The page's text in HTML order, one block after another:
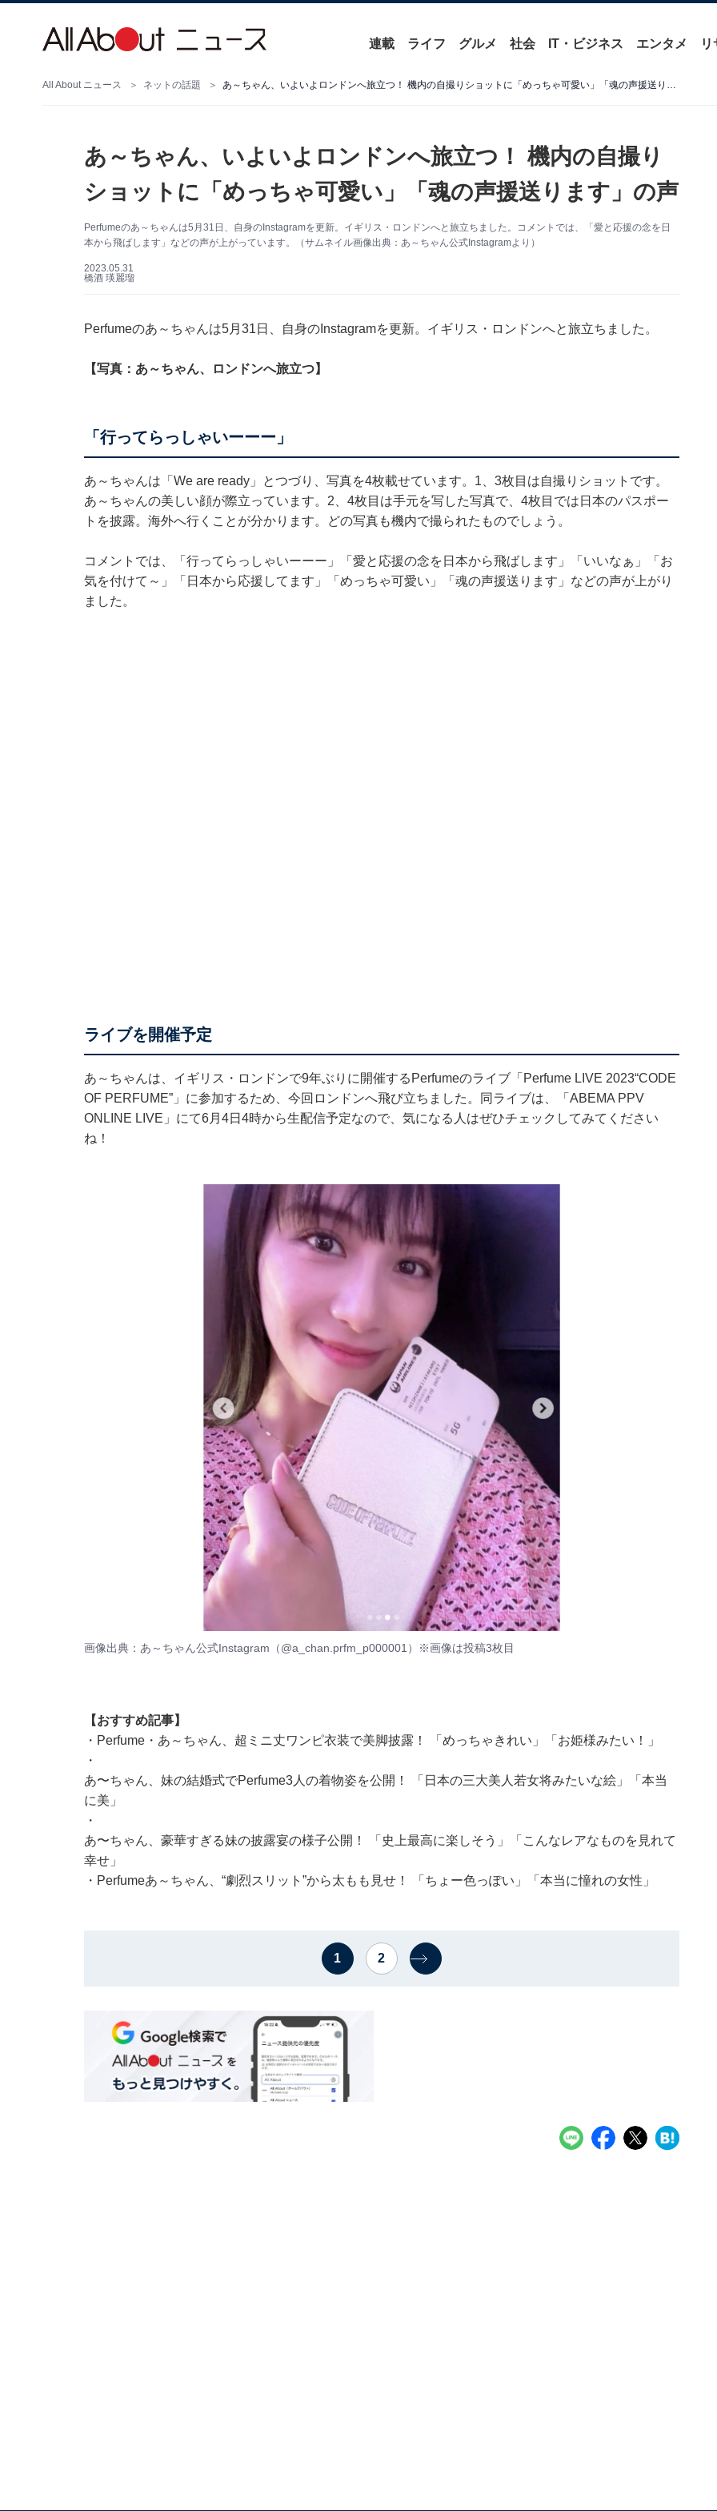
連載 ライフ グルメ 社会 IT・ビジネス エンタメ リ
All About ニュース ネットの話題 あ～ちゃん、いよいよロンドンへ旅立つ！ 機内の自撮りショットに「めっちゃ可愛い」「魂の声援送ります」の声
あ～ちゃん、いよいよロンドンへ旅立つ！ 機内の自撮り
ショットに「めっちゃ可愛い」「魂の声援送ります」の声
Perfumeのあ～ちゃんは5月31日、自身のInstagramを更新。イギリス・ロンドンへと旅立ちました。コメントでは、「愛と応援の念を日
本から飛ばします」などの声が上がっています。（サムネイル画像出典：あ～ちゃん公式Instagramより）
2023.05.31
橋酒 瑛麗瑠
Perfumeのあ～ちゃんは5月31日、自身のInstagramを更新。イギリス・ロンドンへと旅立ちました。
【写真：あ～ちゃん、ロンドンへ旅立つ】
「行ってらっしゃいーーー」
あ～ちゃんは「We are ready」とつづり、写真を4枚載せています。1、3枚目は自撮りショットです。
あ～ちゃんの美しい顔が際立っています。2、4枚目は手元を写した写真で、4枚目では日本のパスポー
トを披露。海外へ行くことが分かります。どの写真も機内で撮られたものでしょう。
コメントでは、「行ってらっしゃいーーー」「愛と応援の念を日本から飛ばします」「いいなぁ」「お
気を付けて～」「日本から応援してます」「めっちゃ可愛い」「魂の声援送ります」などの声が上がり
ました。
ライブを開催予定
あ～ちゃんは、イギリス・ロンドンで9年ぶりに開催するPerfumeのライブ「Perfume LIVE 2023“CODE
OF PERFUME”」に参加するため、今回ロンドンへ飛び立ちました。同ライブは、「ABEMA PPV
ONLINE LIVE」にて6月4日4時から生配信予定なので、気になる人はぜひチェックしてみてください
ね！
画像出典： あ～ちゃん公式Instagram（@a_chan.prfm_p000001） ※画像は投稿3枚目
【おすすめ記事】
・ Perfume・あ～ちゃん、超ミニ丈ワンピ衣装で美脚披露！ 「めっちゃきれい」「お姫様みたい！」
・
あ〜ちゃん、妹の結婚式でPerfume3人の着物姿を公開！ 「日本の三大美人若女将みたいな絵」「本当
に美」
・
あ〜ちゃん、豪華すぎる妹の披露宴の様子公開！ 「史上最高に楽しそう」「こんなレアなものを見れて
幸せ」
・ Perfumeあ～ちゃん、“劇烈スリット”から太もも見せ！ 「ちょー色っぽい」「本当に憧れの女性」
1 2